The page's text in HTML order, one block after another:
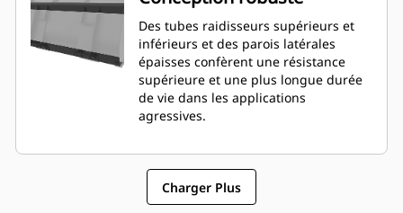
Des tubes raidisseurs supérieurs et
inférieurs et des parois latérales
épaisses confèrent une résistance
supérieure et une plus longue durée
de vie dans les applications
agressives.
Charger Plus